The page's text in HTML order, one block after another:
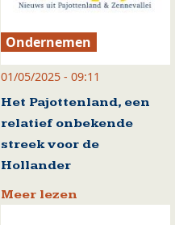
Ondernemen
01/05/2025 - 09:11
Het Pajottenland, een
relatief onbekende
streek voor de
Hollander
Meer lezen